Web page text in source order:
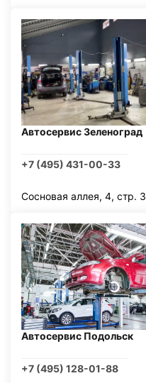
Автосервис Зеленоград
+7 (495) 431-00-33
Сосновая аллея, 4, стр. 3
Автосервис Подольск
+7 (495) 128-01-88